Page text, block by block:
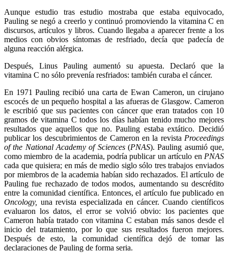
Aunque estudio tras estudio mostraba que estaba equivocado,
Pauling se negó a creerlo y continuó promoviendo la vitamina C en
discursos, artículos y libros. Cuando llegaba a aparecer frente a los
medios con obvios síntomas de resfriado, decía que padecía de
alguna reacción alérgica.
Después, Linus Pauling aumentó su apuesta. Declaró que la
vitamina C no sólo prevenía resfriados: también curaba el cáncer.
En 1971 Pauling recibió una carta de Ewan Cameron, un cirujano
escocés de un pequeño hospital a las afueras de Glasgow. Cameron
le escribió que sus pacientes con cáncer que eran tratados con 10
gramos de vitamina C todos los días habían tenido mucho mejores
resultados que aquellos que no. Pauling estaba extático. Decidió
publicar los descubrimientos de Cameron en la revista Proceedings
of the National Academy of Sciences(PNAS). Pauling asumió que,
como miembro de la academia, podría publicar un artículo en PNAS
cada que quisiera; en más de medio siglo sólo tres trabajos enviados
por miembros de la academia habían sido rechazados. El artículo de
Pauling fue rechazado de todos modos, aumentando su descrédito
entre la comunidad científica. Entonces, el artículo fue publicado en
Oncology, una revista especializada en cáncer. Cuando científicos
evaluaron los datos, el error se volvió obvio: los pacientes que
Cameron había tratado con vitamina C estaban más sanos desde el
inicio del tratamiento, por lo que sus resultados fueron mejores.
Después de esto, la comunidad científica dejó de tomar las
declaraciones de Pauling de forma seria.